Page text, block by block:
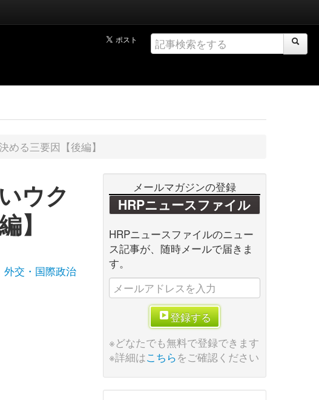
る三要因【後編】
ウク
】
外交・国際政治
メールマガジンの登録
HRPニュースファイル
HRPニュースファイルのニュー
ス記事が、随時メールで届きま
す。
登録する
※どなたでも無料で登録できます
※詳細はこちらをご確認ください